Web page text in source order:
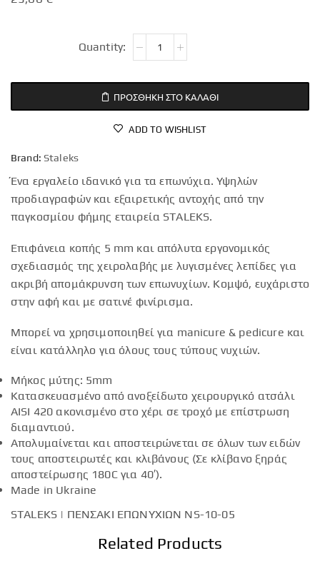
ΠΡΟΣΘΉΚΗ ΣΤΟ ΚΑΛΆΘΙ
ADD TO WISHLIST
Brand: Staleks
Ένα εργαλείο ιδανικό για τα επωνύχια. Υψηλών
προδιαγραφών και εξαιρετικής αντοχής από την
παγκοσμίου φήμης εταιρεία STALEKS.
Επιφάνεια κοπής 5 mm και απόλυτα εργονομικός
σχεδιασμός της χειρολαβής με λυγισμένες λεπίδες για
ακριβή απομάκρυνση των επωνυχίων. Κομψό, ευχάριστο
στην αφή και με σατινέ φινίρισμα.
Μπορεί να χρησιμοποιηθεί για manicure & pedicure και
είναι κατάλληλο για όλους τους τύπους νυχιών.
Μήκος μύτης: 5mm
Κατασκευασμένο από ανοξείδωτο χειρουργικό ατσάλι
AISI 420 ακονισμένο στο χέρι σε τροχό με επίστρωση
διαμαντιού.
Απολυμαίνεται και αποστειρώνεται σε όλων των ειδών
τους αποστειρωτές και κλιβάνους (Σε κλίβανο ξηράς
αποστείρωσης 180C για 40′).
Made in Ukraine
STALEKS | ΠΕΝΣΑΚΙ ΕΠΩΝΥΧΙΩΝ ΝS-10-05
Related Products